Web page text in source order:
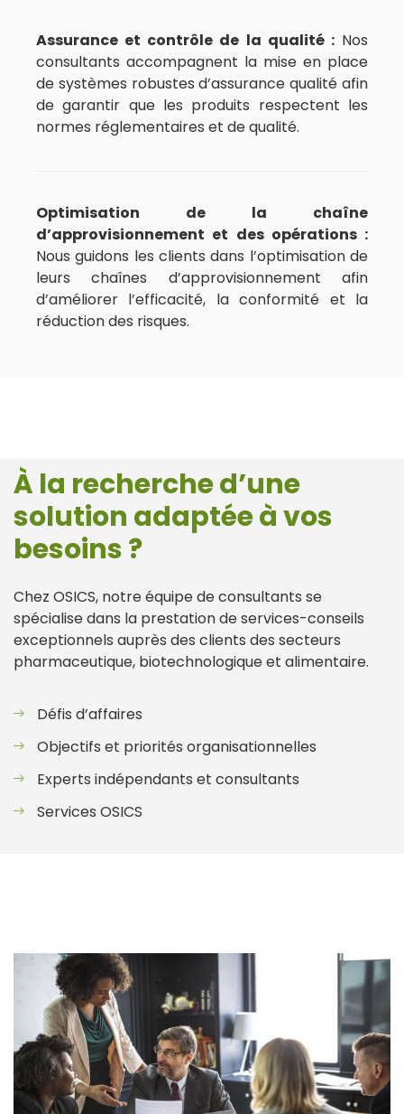
Assurance et contrôle de la qualité :Nos
consultants accompagnent la mise en place
de systèmes robustes d’assurance qualité afin
de garantir que les produits respectent les
normes réglementaires et de qualité.
Optimisation de la chaîne
d’approvisionnement et des opérations :
Nous guidons les clients dans l’optimisation de
leurs chaînes d’approvisionnement afin
d’améliorer l’efficacité, la conformité et la
réduction des risques.
À la recherche d’une
solution adaptée à vos
besoins ?
Chez OSICS, notre équipe de consultants se
spécialise dans la prestation de services-conseils
exceptionnels auprès des clients des secteurs
pharmaceutique, biotechnologique et alimentaire.
Défis d’affaires
Objectifs et priorités organisationnelles
Experts indépendants et consultants
Services OSICS